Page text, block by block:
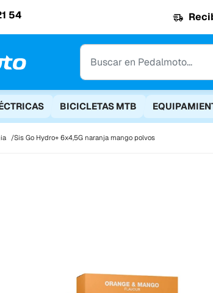
54
BICICLETAS MTB
Sis Go Hydro+ 6x4,5G naranja mango polvos